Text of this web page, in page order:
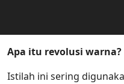
Apa itu revolusi warna?
Istilah ini sering